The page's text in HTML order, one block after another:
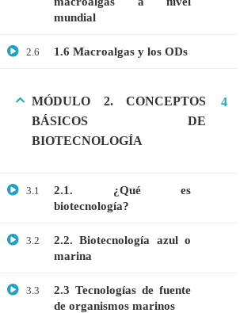
mundial
2.6 1.6 Macroalgas y los ODs
MÓDULO 2. CONCEPTOS
BÁSICOS DE
BIOTECNOLOGÍA
4
3.1
2.1. ¿Qué es
biotecnología?
3.2
2.2. Biotecnología azul o
marina
3.3
2.3 Tecnologías de fuente
de organismos marinos
info@cognitaconecta.com